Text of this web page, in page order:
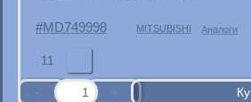
MD749998 MITSUBISHI Аналоги
11